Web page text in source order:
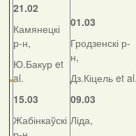
21.02
Камянецкі
р-н,
Ю.Бакур et
al.
15.03
Жабінкаўскі
01.03
Гродзенскі р-
н,
Дз.Кіцель et al.
09.03
Ліда,